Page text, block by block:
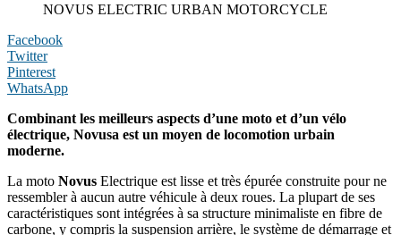
NOVUS ELECTRIC URBAN MOTORCYCLE
Facebook
Twitter
Pinterest
WhatsApp
Combinant les meilleurs aspects d’une moto et d’un vélo
électrique, Novusa est un moyen de locomotion urbain
moderne.
La moto Novus Electrique est lisse et très épurée construite pour ne
ressembler à aucun autre véhicule à deux roues. La plupart de ses
caractéristiques sont intégrées à sa structure minimaliste en fibre de
carbone, y compris la suspension arrière, le système de démarrage et